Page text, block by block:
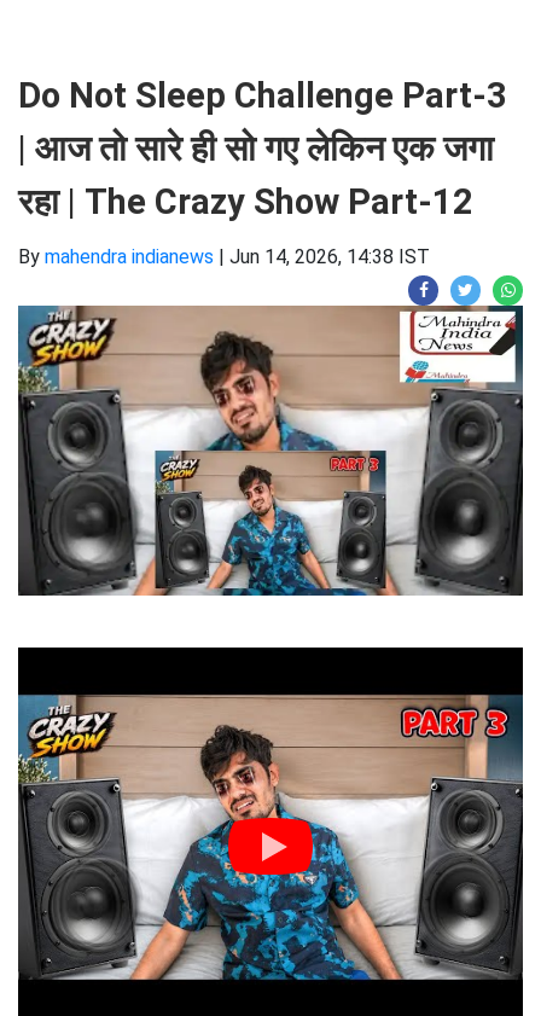
Do Not Sleep Challenge Part-3
| आज तो सारे ही सो गए लेकिन एक जगा
रहा | The Crazy Show Part-12
By mahendra indianews | Jun 14, 2026, 14:38 IST